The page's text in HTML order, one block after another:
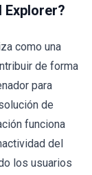
Explorer?
como una
de forma
para
de
funciona
del
los usuarios